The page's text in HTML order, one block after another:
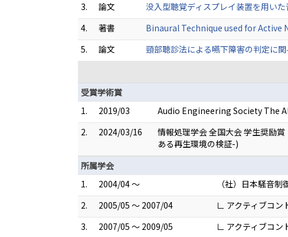
3.
論文
没入型聴覚ディスプレイ装置を用い
4.
著書
Binaural Technique used for Active
5.
論文
頸部聴診法による嚥下障害の判定に
受賞学術賞
1.
2019/03
Audio Engineering Society The
2.
2024/03/16
情報処理学会 全国大会 学生奨励
ある再生環境の検証-)
所属学会
1.
2004/04 ～
（社）日本騒音制
2.
2005/05 ～ 2007/04
∟ アクティブコ
3.
2007/05 ～ 2009/05
∟ アクティブコ